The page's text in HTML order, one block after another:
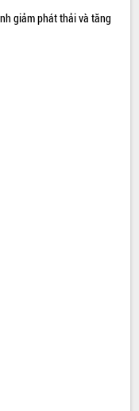
giảm phát thải và tăng